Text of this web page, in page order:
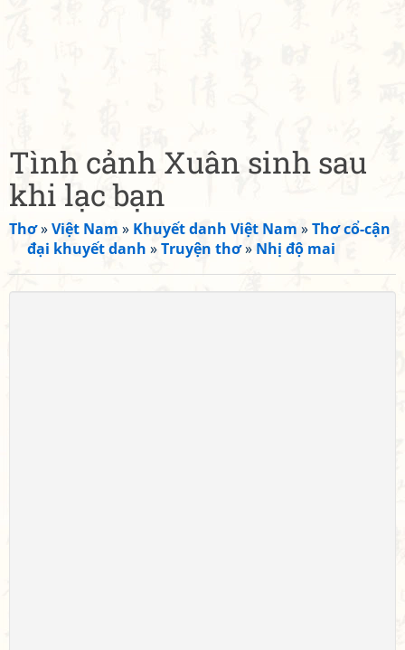
Tình cảnh Xuân sinh sau
khi lạc bạn
Thơ»Việt Nam » Khuyết danh Việt Nam »Thơ cổ-cận
đại khuyết danh »Truyện thơ» Nhị độ mai